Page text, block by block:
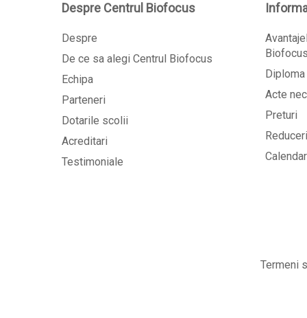
Despre Centrul Biofocus
Despre
De ce sa alegi Centrul Biofocus
Echipa
Parteneri
Dotarile scolii
Acreditari
Testimoniale
Biofocus
Acte
Preturi
Reduceri
Termeni